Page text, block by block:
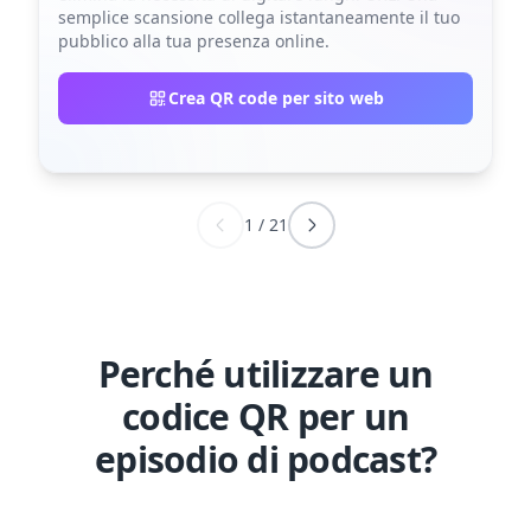
semplice scansione collega istantaneamente il tuo
pubblico alla tua presenza online.
Crea QR code per sito web
1 / 21
Perché utilizzare un
codice QR per un
episodio di podcast?